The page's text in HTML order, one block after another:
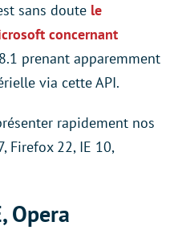
sans doute le
concernant
prenant apparemment
via cette API.
rapidement nos
Firefox 22, IE 10,
Opera